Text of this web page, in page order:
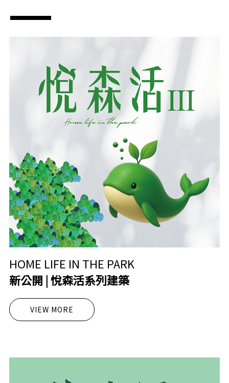
HOME LIFE IN THE PARK
新公開 | 悅森活系列建築
VIEW MORE